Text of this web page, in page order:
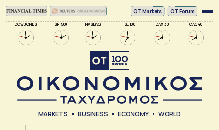
DOW JONES SP 500 NASDAQ FTSE 100 DAX 30 CAC 40
ΟΤ Markets OT Forum
MARKETS BUSINESS ECONOMY WORLD